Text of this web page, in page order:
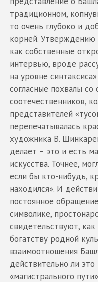
традиционном,
то очень глубоко и
корней. Утверждению
как собственные
интервью, вроде
на уровне
согласные похвалы
соотечественников,
представителей
перепечатывалась
художника В.
делает – это и есть
искусства. Точнее,
если бы кто-нибудь,
находился». И
постоянное
символике,
свидетельствуют,
богатству родной
взаимоотношения
действительно ли это
«магистрального